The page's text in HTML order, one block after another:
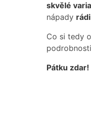
skvělé
nápady
Co si tedy
Pátku zdar!